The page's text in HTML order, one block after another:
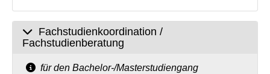
Fachstudienkoordination /
Fachstudienberatung
für den Bachelor-/Masterstudiengang